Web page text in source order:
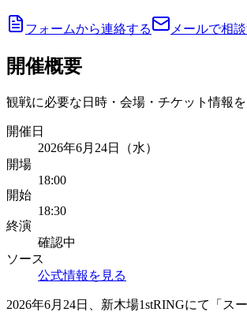
フォームから連絡する メールで相
開催概要
観戦に必要な日時・会場・チケット情報を
開催日
2026年6月24日（水）
開場
18:00
開始
18:30
終演
確認中
ソース
公式情報を見る
2026年6月24日、新木場1stRINGにて「ス